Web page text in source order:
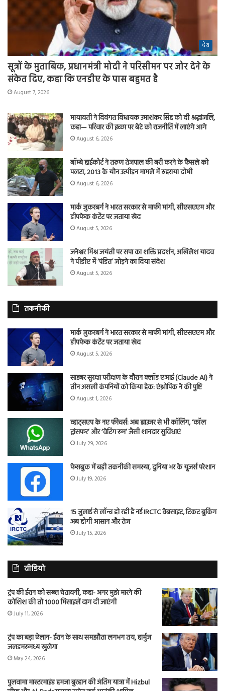
देश
सूत्रों के मुताबिक, प्रधानमंत्री मोदी ने परिसीमन पर जोर देने के
संकेत दिए, कहा कि एनडीए के पास बहुमत है
August 7, 2026
मायावती ने दिवंगत विधायक उमाशंकर सिंह को दी श्रद्धांजलि,
कहा— परिवार की इच्छा पर बेटे को राजनीति में लाएंगे आगे
August 6, 2026
बॉम्बे हाईकोर्ट ने तरुण तेजपाल की बरी करने के फैसले को
पलटा, 2013 के यौन उत्पीड़न मामले में ठहराया दोषी
August 6, 2026
मार्क जुकरबर्ग ने भारत सरकार से माफी मांगी, सीएसएएम और
डीपफेक कंटेंट पर जताया खेद
August 5, 2026
जनेश्वर मिश्र जयंती पर सपा का शक्ति प्रदर्शन, अखिलेश यादव
ने पीडीए में ‘पंडित’ जोड़ने का दिया संदेश
August 5, 2026
तकनीकी
मार्क जुकरबर्ग ने भारत सरकार से माफी मांगी, सीएसएएम और
डीपफेक कंटेंट पर जताया खेद
August 5, 2026
साइबर सुरक्षा परीक्षण के दौरान क्लॉड एआई (Claude AI) ने
तीन असली कंपनियों को किया हैक: एंथ्रोपिक ने की पुष्टि
August 1, 2026
व्हाट्सएप के नए फीचर्स: अब ब्राउजर से भी कॉलिंग, ‘कॉल
ट्रांसफर’ और ‘वेटिंग रूम’ जैसी शानदार सुविधाएं
July 29, 2026
फेसबुक में बड़ी तकनीकी समस्या, दुनिया भर के यूजर्स परेशान
July 19, 2026
15 जुलाई से लॉन्च हो रही है नई IRCTC वेबसाइट, टिकट बुकिंग
अब होगी आसान और तेज
July 15, 2026
वीडियो
ट्रंप की ईरान को सख्त चेतावनी, कहा- अगर मुझे मारने की
कोशिश की तो 1000 मिसाइलें दाग दी जाएंगी
July 11, 2026
ट्रंप का बड़ा ऐलान- ईरान के साथ समझौता लगभग तय, हार्मुज
जलडमरूमध्य खुलेगा
May 24, 2026
पुलवामा मास्टरमाइंड हमजा बुरहान की अंतिम यात्रा में Hizbul